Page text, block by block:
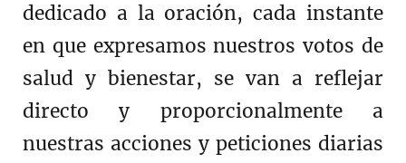
dedicado a la oración, cada instante
en que expresamos nuestros votos de
salud y bienestar, se van a reflejar
directo y proporcionalmente a
nuestras acciones y peticiones diarias